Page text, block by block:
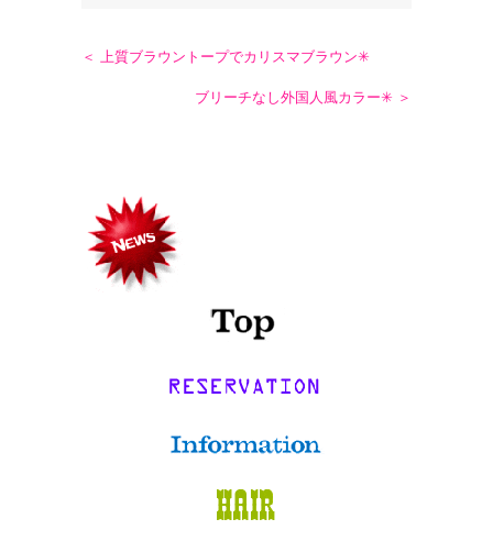
＜ 上質ブラウントープでカリスマブラウン✳︎
ブリーチなし外国人風カラー✳︎ ＞